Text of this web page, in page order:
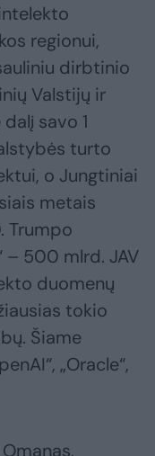
regionui,
dirbtinio
Valstijų ir
savo 1
turto
o Jungtiniai
metais
Trumpo
– 500 mlrd. JAV
duomenų
tokio
Šiame
„Oracle“,